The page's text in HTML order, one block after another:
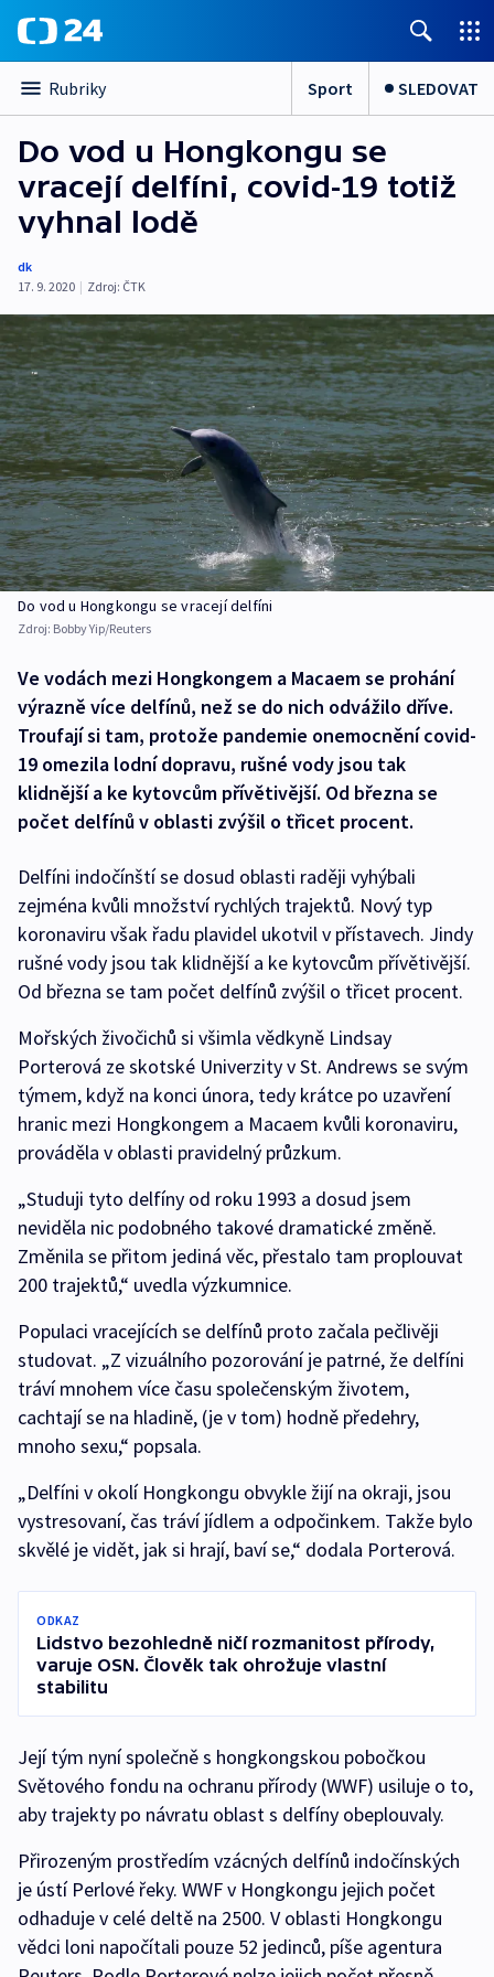
Rubriky Sport SLEDOVAT
Do vod u Hongkongu se
vracejí delfíni, covid-19 totiž
vyhnal lodě
dk
17. 9. 2020 | Zdroj: ČTK
Do vod u Hongkongu se vracejí delfíni
Zdroj: Bobby Yip/Reuters
Ve vodách mezi Hongkongem a Macaem se prohání
výrazně více delfínů, než se do nich odvážilo dříve.
Troufají si tam, protože pandemie onemocnění covid-
19 omezila lodní dopravu, rušné vody jsou tak
klidnější a ke kytovcům přívětivější. Od března se
počet delfínů v oblasti zvýšil o třicet procent.
Delfíni indočínští se dosud oblasti raději vyhýbali
zejména kvůli množství rychlých trajektů. Nový typ
koronaviru však řadu plavidel ukotvil v přístavech. Jindy
rušné vody jsou tak klidnější a ke kytovcům přívětivější.
Od března se tam počet delfínů zvýšil o třicet procent.
Mořských živočichů si všimla vědkyně Lindsay
Porterová ze skotské Univerzity v St. Andrews se svým
týmem, když na konci února, tedy krátce po uzavření
hranic mezi Hongkongem a Macaem kvůli koronaviru,
prováděla v oblasti pravidelný průzkum.
„Studuji tyto delfíny od roku 1993 a dosud jsem
neviděla nic podobného takové dramatické změně.
Změnila se přitom jediná věc, přestalo tam proplouvat
200 trajektů,“ uvedla výzkumnice.
Populaci vracejících se delfínů proto začala pečlivěji
studovat. „Z vizuálního pozorování je patrné, že delfíni
tráví mnohem více času společenským životem,
cachtají se na hladině, (je v tom) hodně předehry,
mnoho sexu,“ popsala.
„Delfíni v okolí Hongkongu obvykle žijí na okraji, jsou
vystresovaní, čas tráví jídlem a odpočinkem. Takže bylo
skvělé je vidět, jak si hrají, baví se,“ dodala Porterová.
ODKAZ
Lidstvo bezohledně ničí rozmanitost přírody,
varuje OSN. Člověk tak ohrožuje vlastní
stabilitu
Její tým nyní společně s hongkongskou pobočkou
Světového fondu na ochranu přírody (WWF) usiluje o to,
aby trajekty po návratu oblast s delfíny obeplouvaly.
Přirozeným prostředím vzácných delfínů indočínských
je ústí Perlové řeky. WWF v Hongkongu jejich počet
odhaduje v celé deltě na 2500. V oblasti Hongkongu
vědci loni napočítali pouze 52 jedinců, píše agentura